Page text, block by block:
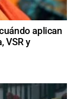
aplican
VSR y